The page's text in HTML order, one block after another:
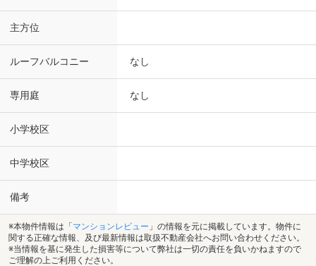
主方位
ルーフバルコニー なし
専用庭 なし
小学校区
中学校区
備考
※本物件情報は「 マンションレビュー 」の情報を元に掲載しています。物件に
関する正確な情報、及び最新情報は取扱不動産会社へお問い合わせください。
※当情報を基に発生した損害等について弊社は一切の責任を負いかねますので
ご理解の上ご利用ください。